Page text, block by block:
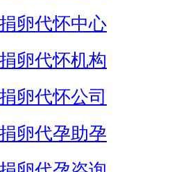
卵代怀中心
卵代怀机构
卵代怀公司
卵代孕助孕